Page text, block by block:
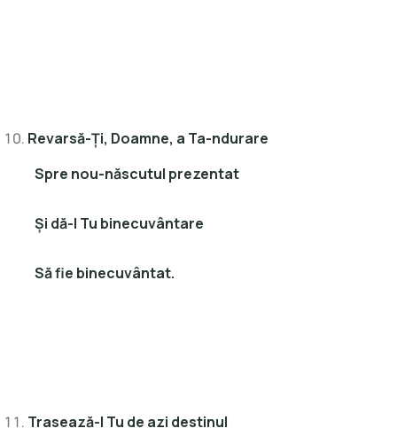
Revarsă-Ţi, Doamne, a Ta-ndurare
Spre nou-născutul prezentat
Şi dă-I Tu binecuvântare
Să fie binecuvântat.
Trasează-I Tu de azi destinul